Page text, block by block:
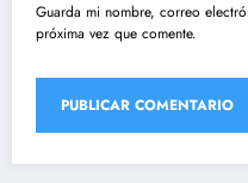
Guarda mi nombre, correo
próxima vez que comente.